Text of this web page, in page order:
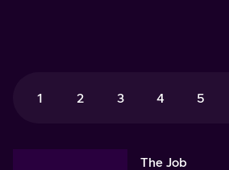
1 2 3 4 5
The Job